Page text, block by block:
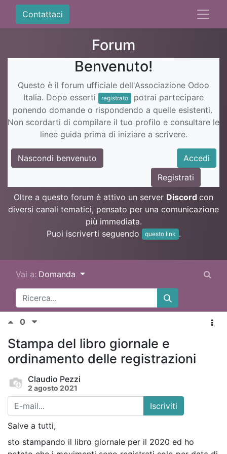
Contattaci
Forum
Benvenuto!
Questo è il forum ufficiale dell'Associazione Odoo
Italia. Dopo esserti
registrato
potrai partecipare
ponendo domande o rispondendo a quelle esistenti.
Non scordarti di compilare il tuo profilo e consultare le
linee guida prima di iniziare a scrivere.
Nascondi benvenuto
Accedi
Registrati
Oltre a questo forum è attivo un server Discord con
diversi canali tematici, pensato per una comunicazione
più immediata.
Puoi iscriverti seguendo
questo link .
Vai a: Domanda
0
Stampa del libro giornale e
ordinamento delle registrazioni
Claudio Pezzi
2 agosto 2021
Iscriviti
Salve a tutti,
sto stampando il libro giornale per il 2020 ed ho